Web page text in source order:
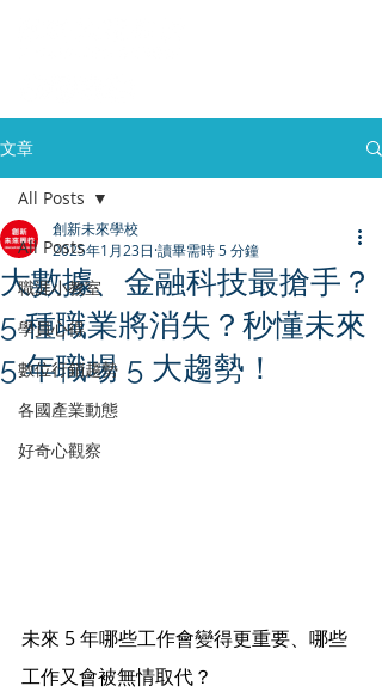
文章
All Posts
職涯小教室
學員心得
數位行銷趨勢
各國產業動態
好奇心觀察
All Posts
大數據、金融科技最搶手？
5 種職業將消失？秒懂未來
5 年職場 5 大趨勢！
創新未來學校
2025年1月23日 讀畢需時 5 分鐘
未來 5 年哪些工作會變得更重要、哪些
工作又會被無情取代？